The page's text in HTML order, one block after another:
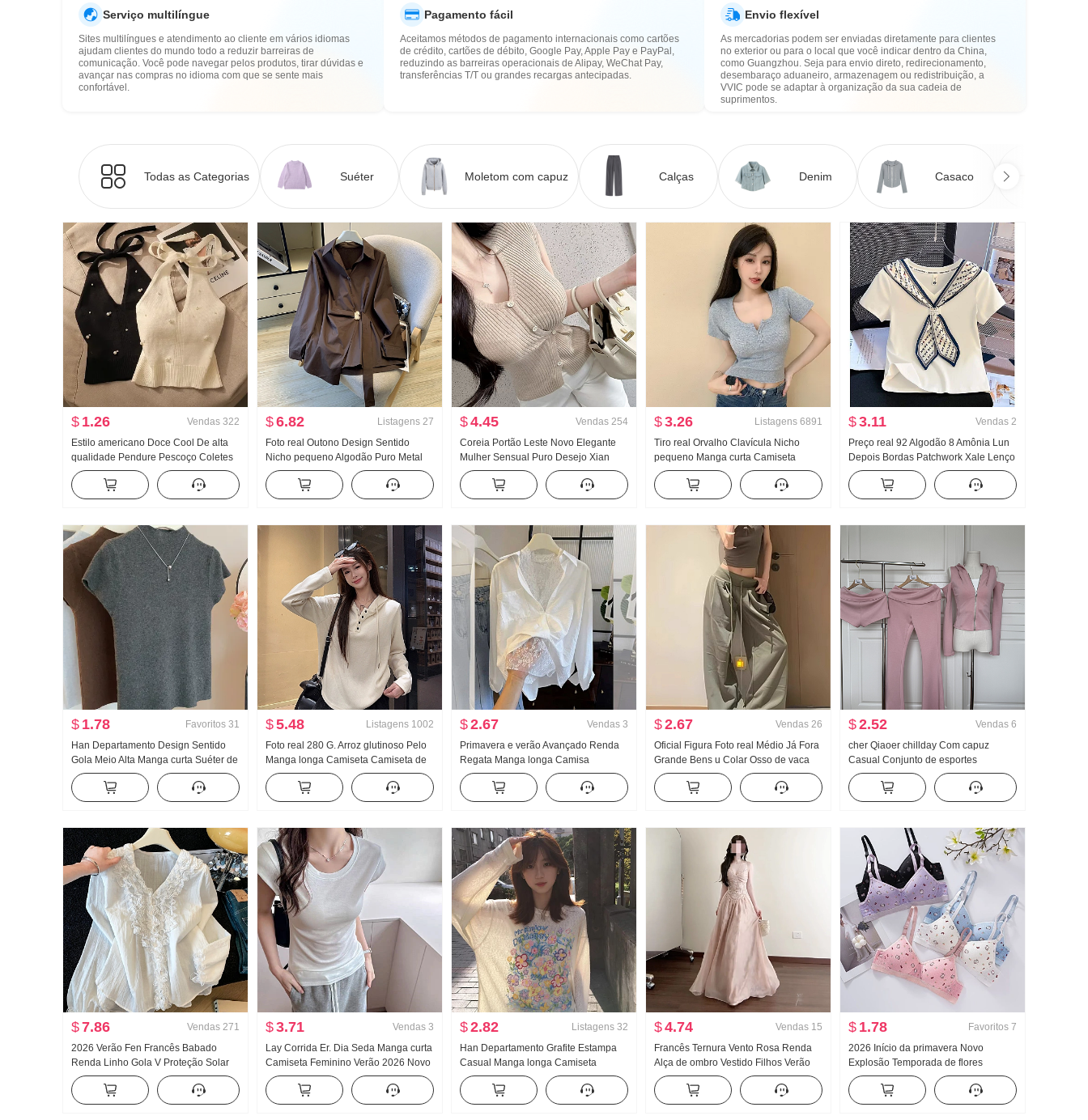
Serviço multilíngue
Sites multilíngues e atendimento ao cliente em vários idiomas
ajudam clientes do mundo todo a reduzir barreiras de
comunicação. Você pode navegar pelos produtos, tirar dúvidas e
avançar nas compras no idioma com que se sente mais
confortável.
Pagamento fácil
Aceitamos métodos de pagamento internacionais como cartões
de crédito, cartões de débito, Google Pay, Apple Pay e PayPal,
reduzindo as barreiras operacionais de Alipay, WeChat Pay,
transferências T/T ou grandes recargas antecipadas.
Envio flexível
As mercadorias podem ser enviadas diretamente para clientes
no exterior ou para o local que você indicar dentro da China,
como Guangzhou. Seja para envio direto, redirecionamento,
desembaraço aduaneiro, armazenagem ou redistribuição, a
VVIC pode se adaptar à organização da sua cadeia de
suprimentos.
Todas as Categorias Suéter Moletom com capuz Calças Denim Casaco
$ 1.26 Vendas 322
Estilo americano Doce Cool De alta
qualidade Pendure Pescoço Coletes
feminino Verão Uso externo Dentro
Pegue Camiseta de base Garota
estilosa Malha Tomara que caia Top
$6.82 Listagens 27
Foto real Outono Design Sentido
Nicho pequeno Algodão Puro Metal
Decoração Cintura ajustada Efeito
emagrecedor Solto Manga longa
Camisa Top feminino
$4.45 Vendas 254
Coreia Portão Leste Novo Elegante
Mulher Sensual Puro Desejo Xian
Corpo Lado Departamento Fivela
Manga curta Malha Camiseta Top
$3.26 Listagens 6891
Tiro real Orvalho Clavícula Nicho
pequeno Manga curta Camiseta
Feminino Verão Garota estilosa
Apertado Novo Botão Design Sentido
Modelo Curto Top
$3.11 Vendas 2
Preço real 92 Algodão 8 Amônia Lun
Depois Bordas Patchwork Xale Lenço
de seda Ajustado Gola V Manga curta
Camiseta Feminino
$ 1.78 Favoritos 31
Han Departamento Design Sentido
Gola Meio Alta Manga curta Suéter de
Malha Feminino Outono 2024 Novo
Cor sólida Versátil Ajustado Efeito
emagrecedor Top
$5.48 Listagens 1002
Foto real 280 G. Arroz glutinoso Pelo
Manga longa Camiseta Camiseta de
base Feminino Modelo fino Estilo
Primavera e outono Cor sólida Novo
Solto Com capuz Top
$2.67 Vendas 3
Primavera e verão Avançado Renda
Regata Manga longa Camisa
feminino Solto Conjunto de duas
peças Doce Fresco
$2.67 Vendas 26
Oficial Figura Foto real Médio Já Fora
Grande Bens u Colar Osso de vaca
Fivela Caracteres de trabalho Regata
Alça de ombro Largura Pernas
Arrastar no chão Esporte Calça
$2.52 Vendas 6
cher Qiaoer chillday Com capuz
Casual Conjunto de esportes
Feminino Primavera Ombro de Fora
Casaco Calça boca de sino Conjunto
de três peças
$7.86 Vendas 271
2026 Verão Fen Francês Babado
Renda Linho Gola V Proteção Solar
Camisa Manga longa feminina Solto
Design Sentido Para cima
$3.71 Vendas 3
Lay Corrida Er. Dia Seda Manga curta
Camiseta Feminino Verão 2026 Novo
Frio Sentido Dentro Pegue O fundo do
poço Ajustado Voar Manga Top
$2.82 Listagens 32
Han Departamento Grafite Estampa
Casual Manga longa Camiseta
Proteção Solar Suéter Feminino
Primavera e verão Solto Descontraído
Vento frio Sentido Gola redonda Top
$4.74 Vendas 15
Francês Ternura Vento Rosa Renda
Alça de ombro Vestido Filhos Verão
2026 Novo À beira-mar Férias
Elegância Vestido longo
$ 1.78 Favoritos 7
2026 Início da primavera Novo
Explosão Temporada de flores
Gatinho Fofo Padrão Dentro Faixa de
roupa Peito Almofadas Efeito
emagrecedor Coletes feminino